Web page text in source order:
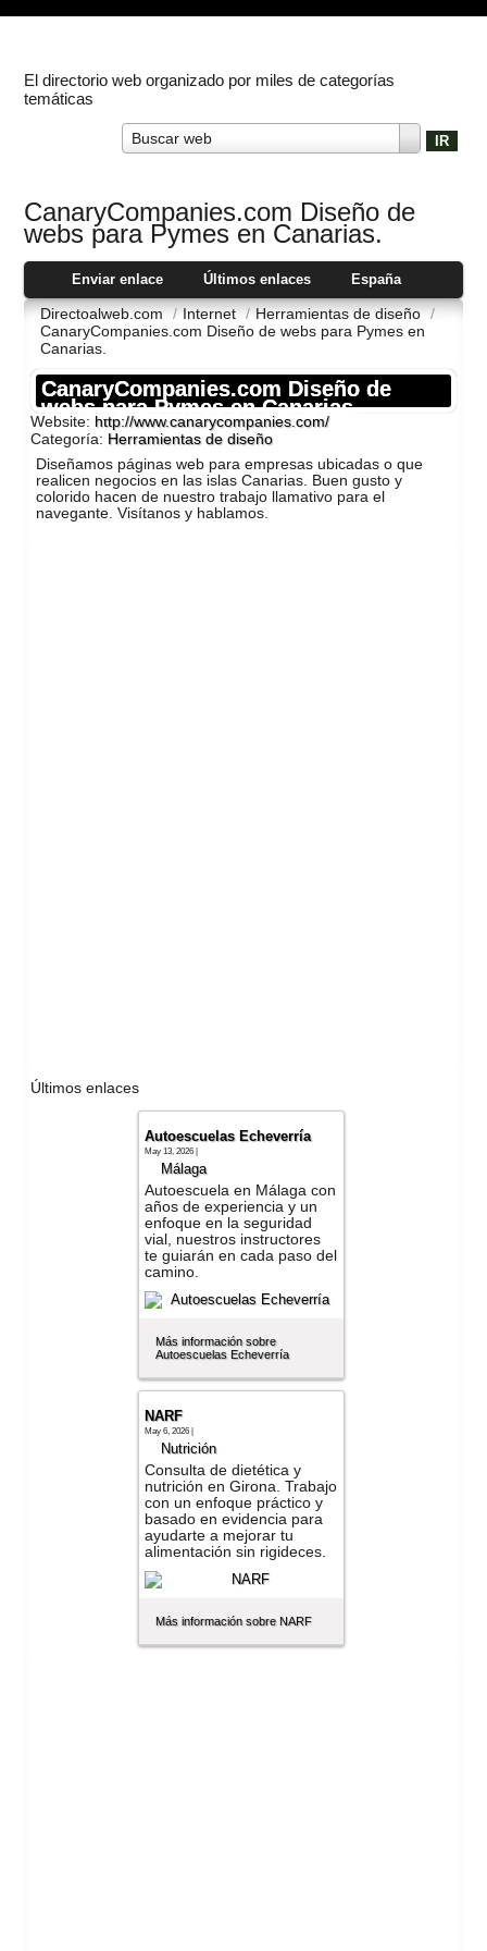
El directorio web organizado por miles de categorías
temáticas
Buscar web
CanaryCompanies.com Diseño de
webs para Pymes en Canarias.
Enviar enlace Últimos enlaces España
Directoalweb.com / Internet / Herramientas de diseño /
CanaryCompanies.com Diseño de webs para Pymes en
Canarias.
CanaryCompanies.com Diseño de
webs para Pymes en Canarias.
Website: http://www.canarycompanies.com/
Categoría: Herramientas de diseño
Diseñamos páginas web para empresas ubicadas o que
realicen negocios en las islas Canarias. Buen gusto y
colorido hacen de nuestro trabajo llamativo para el
navegante. Visí­tanos y hablamos.
Últimos enlaces
Autoescuelas Echeverría
May 13, 2026 |
Málaga
Autoescuela en Málaga con
años de experiencia y un
enfoque en la seguridad
vial, nuestros instructores
te guiarán en cada paso del
camino.
Más información sobre
Autoescuelas Echeverría
NARF
May 6, 2026 |
Nutrición
Consulta de dietética y
nutrición en Girona. Trabajo
con un enfoque práctico y
basado en evidencia para
ayudarte a mejorar tu
alimentación sin rigideces.
Más información sobre NARF